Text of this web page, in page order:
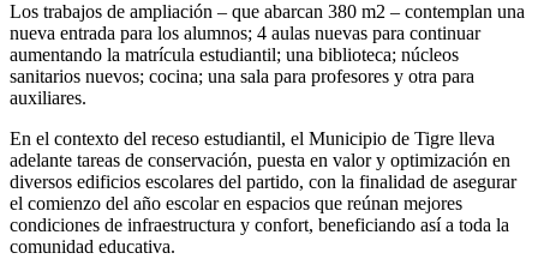
Los trabajos de ampliación – que abarcan 380 m2 – contemplan una
nueva entrada para los alumnos; 4 aulas nuevas para continuar
aumentando la matrícula estudiantil; una biblioteca; núcleos
sanitarios nuevos; cocina; una sala para profesores y otra para
auxiliares.
En el contexto del receso estudiantil, el Municipio de Tigre lleva
adelante tareas de conservación, puesta en valor y optimización en
diversos edificios escolares del partido, con la finalidad de asegurar
el comienzo del año escolar en espacios que reúnan mejores
condiciones de infraestructura y confort, beneficiando así a toda la
comunidad educativa.